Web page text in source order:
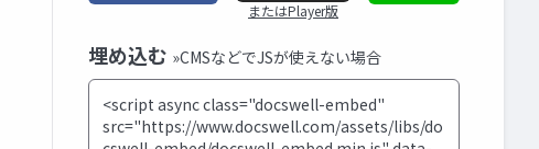
またはPlayer版
埋め込む »CMSなどでJSが使えない場合